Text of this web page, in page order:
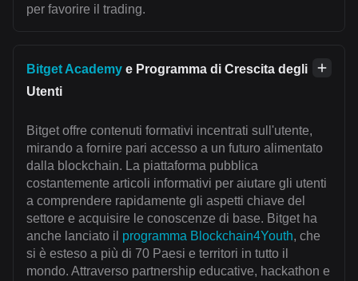
per favorire il trading.
Bitget Academy e Programma di Crescita degli
Utenti
Bitget offre contenuti formativi incentrati sull'utente,
mirando a fornire pari accesso a un futuro alimentato
dalla blockchain. La piattaforma pubblica
costantemente articoli informativi per aiutare gli utenti
a comprendere rapidamente gli aspetti chiave del
settore e acquisire le conoscenze di base. Bitget ha
anche lanciato il programma Blockchain4Youth, che
si è esteso a più di 70 Paesi e territori in tutto il
mondo. Attraverso partnership educative, hackathon e